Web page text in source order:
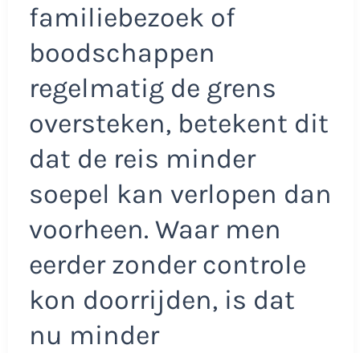
familiebezoek of
boodschappen
regelmatig de grens
oversteken, betekent dit
dat de reis minder
soepel kan verlopen dan
voorheen. Waar men
eerder zonder controle
kon doorrijden, is dat
nu minder